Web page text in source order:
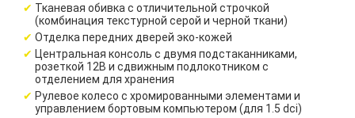
Тканевая обивка с отличительной строчкой
(комбинация текстурной серой и черной ткани)
Отделка передних дверей эко-кожей
Центральная консоль с двумя подстаканниками,
розеткой 12В и сдвижным подлокотником с
отделением для хранения
Рулевое колесо с хромированными элементами и
управлением бортовым компьютером (для 1.5 dci)